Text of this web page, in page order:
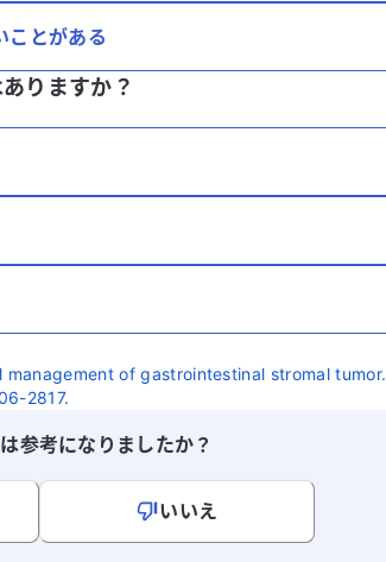
ことがある
りますか？
of gastrointestinal stromal tumor.
2817.
参考になりましたか？
いいえ